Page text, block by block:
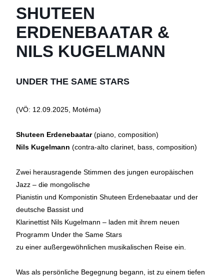
SHUTEEN
ERDENEBAATAR &
NILS KUGELMANN
UNDER THE SAME STARS
(VÖ: 12.09.2025, Motéma)
Shuteen Erdenebaatar(piano, composition)
Nils Kugelmann (contra-alto clarinet, bass, composition)
Zwei herausragende Stimmen des jungen europäischen
Jazz – die mongolische
Pianistin und Komponistin Shuteen Erdenebaatar und der
deutsche Bassist und
Klarinettist Nils Kugelmann – laden mit ihrem neuen
Programm Under the Same Stars
zu einer außergewöhnlichen musikalischen Reise ein.
Was als persönliche Begegnung begann, ist zu einem tiefen